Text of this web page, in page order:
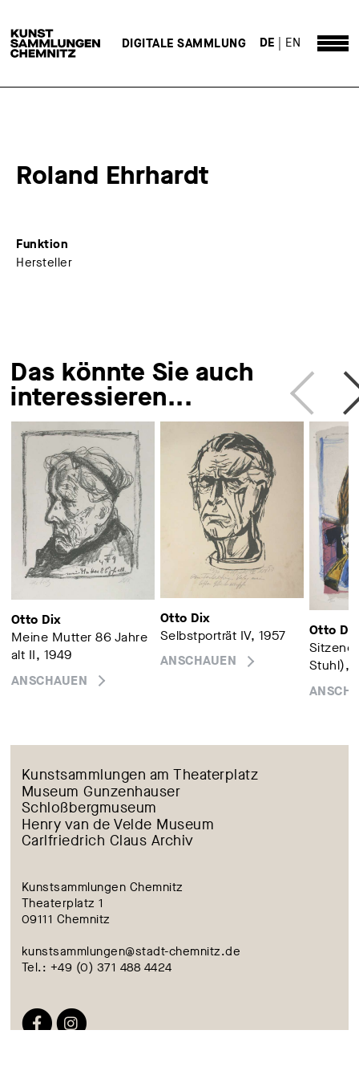
DE EN
DIGITALE SAMMLUNG
Roland Ehrhardt
Funktion
Hersteller
Das könnte Sie auch
interessieren...
Otto Dix
Meine Mutter 86 Jahre
alt II, 1949
ANSCHAUEN
Otto Dix
Selbstporträt IV, 1957
ANSCHAUEN
Otto Dix
Stuhl),
Kunstsammlungen am Theaterplatz
Museum Gunzenhauser
Schloßbergmuseum
Henry van de Velde Museum
Carlfriedrich Claus Archiv
Kunstsammlungen Chemnitz
Theaterplatz 1
09111 Chemnitz
kunstsammlungen@stadt-chemnitz.de
Tel.: +49 (0) 371 488 4424